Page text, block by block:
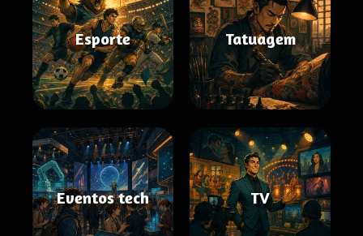
Esporte Tatuagem
Eventos tech TV